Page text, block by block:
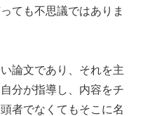
ても不思議ではありま
論文であり、それを主
分が指導し、内容をチ
者でなくてもそこに名